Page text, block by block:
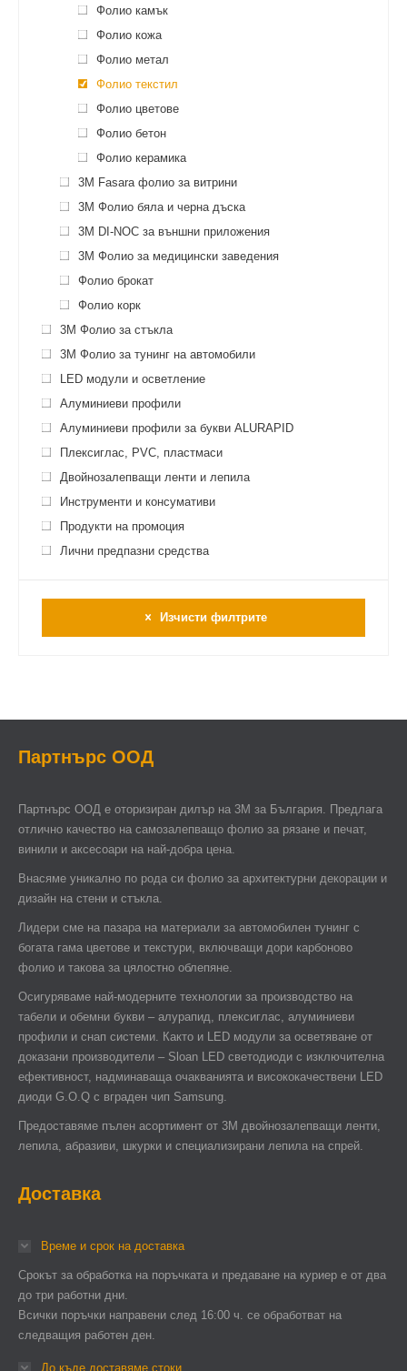
Фолио камък
Фолио кожа
Фолио метал
Фолио текстил
Фолио цветове
Фолио бетон
Фолио керамика
3М Fasara фолио за витрини
3M Фолио бяла и черна дъска
3M DI-NOC за външни приложения
3M Фолио за медицински заведения
Фолио брокат
Фолио корк
3M Фолио за стъкла
3M Фолио за тунинг на автомобили
LED модули и осветление
Алуминиеви профили
Алуминиеви профили за букви ALURAPID
Плексиглас, PVC, пластмаси
Двойнозалепващи ленти и лепила
Инструменти и консумативи
Продукти на промоция
Лични предпазни средства
Изчисти филтрите
Партнърс ООД
Партнърс ООД e оторизиран дилър на 3М за България. Предлага
отлично качество на самозалепващо фолио за рязане и печат,
винили и аксесоари на най-добра цена.
Внасяме уникално по рода си фолио за архитектурни декорации и
дизайн на стени и стъкла.
Лидери сме на пазара на материали за автомобилен тунинг с
богата гама цветове и текстури, включващи дори карбоново
фолио и такова за цялостно облепяне.
Осигуряваме най-модерните технологии за производство на
табели и обемни букви – алурапид, плексиглас, алуминиеви
профили и снап системи. Както и LED модули за осветяване от
доказани производители – Sloan LED светодиоди с изключителна
ефективност, надминаваща очакванията и висококачествени LED
диоди G.O.Q с вграден чип Samsung.
Предоставяме пълен асортимент от 3М двойнозалепващи ленти,
лепила, абразиви, шкурки и специализирани лепила на спрей.
Доставка
Време и срок на доставка
Срокът за обработка на поръчката и предаване на куриер е от два
до три работни дни.
Всички поръчки направени след 16:00 ч. се обработват на
следващия работен ден.
До къде доставяме стоки